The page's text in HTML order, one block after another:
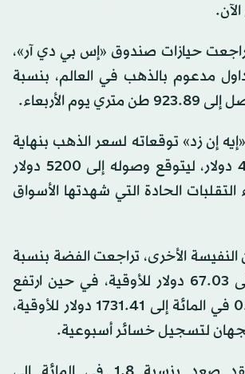
حيازات صندوق «إس بي دي آر»،
مدعوم بالذهب في العالم، بنسبة
إن زد» توقعاته لسعر الذهب بنهاية
العام بمقدار 400 دولار، ليتوقع وصوله إلى 5200 دولار
الحادة التي شهدتها الأسواق
النفيسة الأخرى، تراجعت الفضة بنسبة
0.5 في المائة إلى 67.03 دولار للأوقية، في حين ارتفع
البلاتين بنسبة 0.7 في المائة إلى 1731.41 دولار للأوقية،
لتسجيل خسائر أسبوعية.